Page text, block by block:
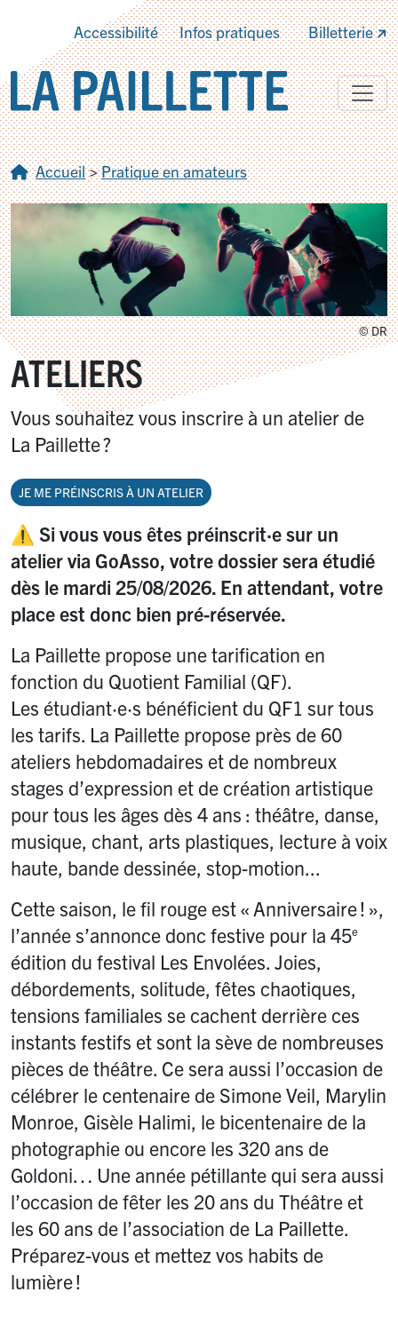
Accessibilité Infos pratiques Billetterie
Accueil>Pratique en amateurs
© DR
ATELIERS
Vous souhaitez vous inscrire à un atelier de
La Paillette?
JE ME PRÉINSCRIS À UN ATELIER
⚠️ Si vous vous êtes préinscrit·e sur un
atelier via GoAsso, votre dossier sera étudié
dès le mardi 25/08/2026. En attendant, votre
place est donc bien pré-réservée.
La Paillette propose une tarification en
fonction du Quotient Familial (QF).
Les étudiant·e·s bénéficient du QF1 sur tous
les tarifs. La Paillette propose près de 60
ateliers hebdomadaires et de nombreux
stages d’expression et de création artistique
pour tous les âges dès 4 ans : théâtre, danse,
musique, chant, arts plastiques, lecture à voix
haute, bande dessinée, stop-motion...
Cette saison, le fil rouge est « Anniversaire! »,
l’année s’annonce donc festive pour la 45e
édition du festival Les Envolées. Joies,
débordements, solitude, fêtes chaotiques,
tensions familiales se cachent derrière ces
instants festifs et sont la sève de nombreuses
pièces de théâtre. Ce sera aussi l’occasion de
célébrer le centenaire de Simone Veil, Marylin
Monroe, Gisèle Halimi, le bicentenaire de la
photographie ou encore les 320 ans de
Goldoni… Une année pétillante qui sera aussi
l’occasion de fêter les 20 ans du Théâtre et
les 60 ans de l’association de La Paillette.
Préparez-vous et mettez vos habits de
lumière!